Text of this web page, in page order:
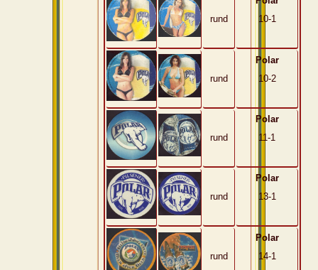
rund
10-1
rund
Polar
10-2
rund
Polar
11-1
rund
Polar
13-1
rund
Polar
14-1